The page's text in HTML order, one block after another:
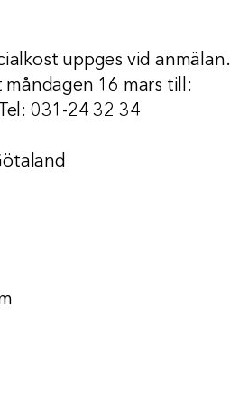
uppges vid anmälan.
16 mars till:
031-24 32 34